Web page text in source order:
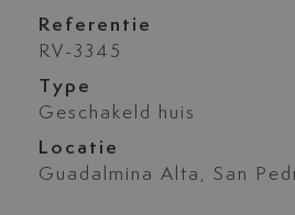
Referentie
RV-3345
Type
Geschakeld huis
Locatie
Guadalmina Alta, San